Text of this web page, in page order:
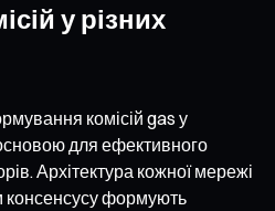
у різних
комісій gas у
для ефективного
Архітектура кожної мережі
консенсусу формують